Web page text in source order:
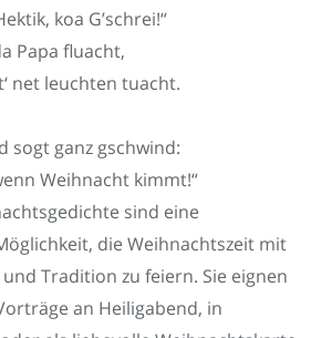
koa G’schrei!“
Papa fluacht,
net leuchten tuacht.
sogt ganz gschwind:
Weihnacht kimmt!“
sind eine
die Weihnachtszeit mit
Tradition zu feiern. Sie eignen
an Heiligabend, in